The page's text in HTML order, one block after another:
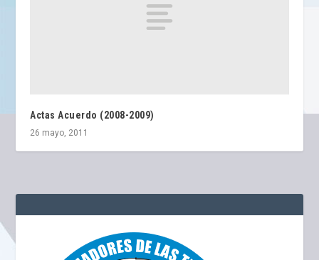
Actas Acuerdo (2008-2009)
26 mayo, 2011